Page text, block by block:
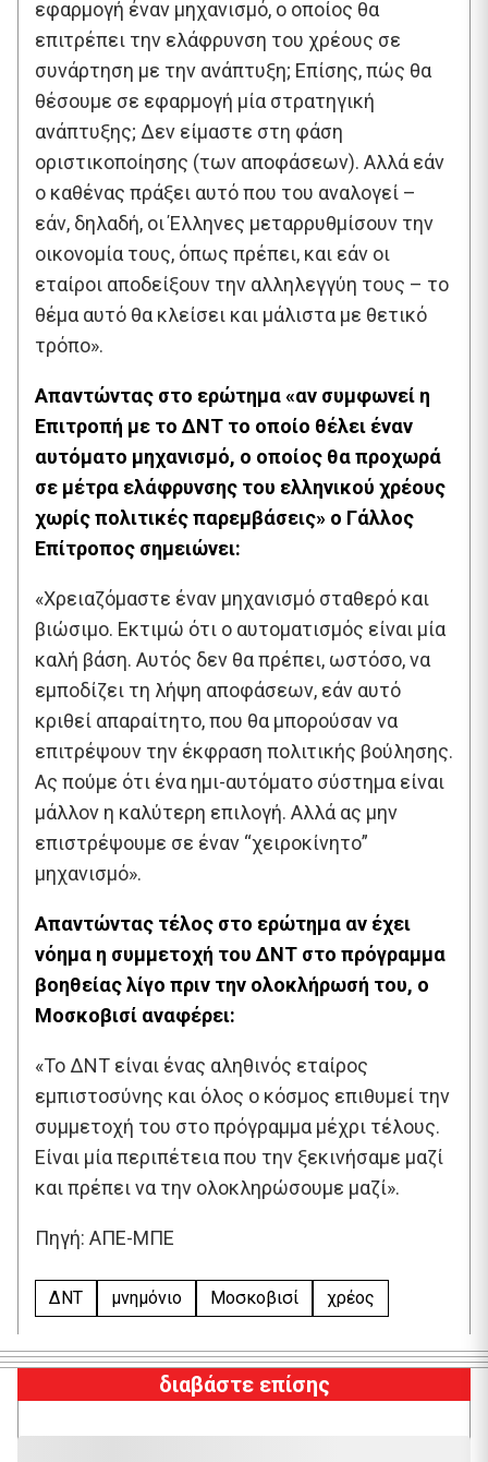
εφαρμογή έναν μηχανισμό, ο οποίος θα
επιτρέπει την ελάφρυνση του χρέους σε
συνάρτηση με την ανάπτυξη; Επίσης, πώς θα
θέσουμε σε εφαρμογή μία στρατηγική
ανάπτυξης; Δεν είμαστε στη φάση
οριστικοποίησης (των αποφάσεων). Αλλά εάν
ο καθένας πράξει αυτό που του αναλογεί –
εάν, δηλαδή, οι Έλληνες μεταρρυθμίσουν την
οικονομία τους, όπως πρέπει, και εάν οι
εταίροι αποδείξουν την αλληλεγγύη τους – το
θέμα αυτό θα κλείσει και μάλιστα με θετικό
τρόπο».
Απαντώντας στο ερώτημα «αν συμφωνεί η
Επιτροπή με το ΔΝΤ το οποίο θέλει έναν
αυτόματο μηχανισμό, ο οποίος θα προχωρά
σε μέτρα ελάφρυνσης του ελληνικού χρέους
χωρίς πολιτικές παρεμβάσεις» ο Γάλλος
Επίτροπος σημειώνει:
«Χρειαζόμαστε έναν μηχανισμό σταθερό και
βιώσιμο. Εκτιμώ ότι ο αυτοματισμός είναι μία
καλή βάση. Αυτός δεν θα πρέπει, ωστόσο, να
εμποδίζει τη λήψη αποφάσεων, εάν αυτό
κριθεί απαραίτητο, που θα μπορούσαν να
επιτρέψουν την έκφραση πολιτικής βούλησης.
Ας πούμε ότι ένα ημι-αυτόματο σύστημα είναι
μάλλον η καλύτερη επιλογή. Αλλά ας μην
επιστρέψουμε σε έναν “χειροκίνητο”
μηχανισμό».
Απαντώντας τέλος στο ερώτημα αν έχει
νόημα η συμμετοχή του ΔΝΤ στο πρόγραμμα
βοηθείας λίγο πριν την ολοκλήρωσή του, ο
Μοσκοβισί αναφέρει:
«Το ΔΝΤ είναι ένας αληθινός εταίρος
εμπιστοσύνης και όλος ο κόσμος επιθυμεί την
συμμετοχή του στο πρόγραμμα μέχρι τέλους.
Είναι μία περιπέτεια που την ξεκινήσαμε μαζί
και πρέπει να την ολοκληρώσουμε μαζί».
Πηγή: ΑΠΕ-ΜΠΕ
ΔΝΤ μνημόνιο Μοσκοβισί χρέος
διαβάστε επίσης